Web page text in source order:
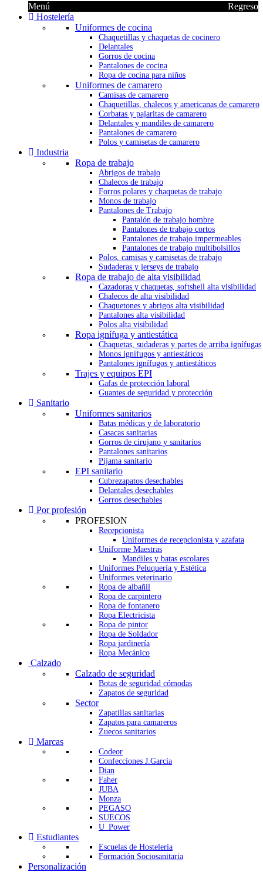
Menú
Regreso
Hostelería
Uniformes de cocina
Chaquetillas y chaquetas de cocinero
Delantales
Gorros de cocina
Pantalones de cocina
Ropa de cocina para niños
Uniformes de camarero
Camisas de camarero
Chaquetillas, chalecos y americanas de camarero
Corbatas y pajaritas de camarero
Delantales y mandiles de camarero
Pantalones de camarero
Polos y camisetas de camarero
Industria
Ropa de trabajo
Abrigos de trabajo
Chalecos de trabajo
Forros polares y chaquetas de trabajo
Monos de trabajo
Pantalones de Trabajo
Pantalón de trabajo hombre
Pantalones de trabajo cortos
Pantalones de trabajo impermeables
Pantalones de trabajo multibolsillos
Polos, camisas y camisetas de trabajo
Sudaderas y jerseys de trabajo
Ropa de trabajo de alta visibilidad
Cazadoras y chaquetas, softshell alta visibilidad
Chalecos de alta visibilidad
Chaquetones y abrigos alta visibilidad
Pantalones alta visibilidad
Polos alta visibilidad
Ropa ignífuga y antiestática
Chaquetas, sudaderas y partes de arriba ignífugas
Monos ignífugos y antiestáticos
Pantalones ignífugos y antiestáticos
Trajes y equipos EPI
Gafas de protección laboral
Guantes de seguridad y protección
Sanitario
Uniformes sanitarios
Batas médicas y de laboratorio
Casacas sanitarias
Gorros de cirujano y sanitarios
Pantalones sanitarios
Pijama sanitario
EPI sanitario
Cubrezapatos desechables
Delantales desechables
Gorros desechables
Por profesión
PROFESION
Recepcionista
Uniformes de recepcionista y azafata
Uniforme Maestras
Mandiles y batas escolares
Uniformes Peluquería y Estética
Uniformes veterinario
Ropa de albañil
Ropa de carpintero
Ropa de fontanero
Ropa Electricista
Ropa de pintor
Ropa de Soldador
Ropa jardinería
Ropa Mecánico
Calzado
Calzado de seguridad
Botas de seguridad cómodas
Zapatos de seguridad
Sector
Zapatillas sanitarias
Zapatos para camareros
Zuecos sanitarios
Marcas
Codeor
Confecciones J.Garcí­a
Dian
Faher
JUBA
Monza
PEGASO
SUECOS
U_Power
Estudiantes
Escuelas de Hostelería
Formación Sociosanitaria
Personalización